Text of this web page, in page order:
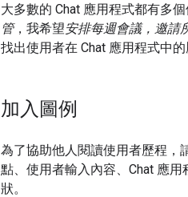
大多數的 Chat 應用程式都有多
管，我希望安排每週會議，邀請
找出使用者在 Chat 應用程式中
加入圖例
為了協助他人閱讀使用者歷程，
點、使用者輸入內容、Chat 應
狀。